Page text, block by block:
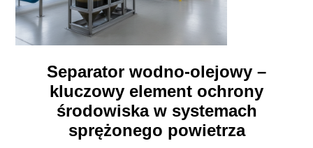
Separator wodno-olejowy –
kluczowy element ochrony
środowiska w systemach
sprężonego powietrza